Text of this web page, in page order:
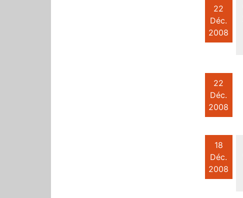
22
Déc.
2008
22
Déc.
2008
18
Déc.
2008